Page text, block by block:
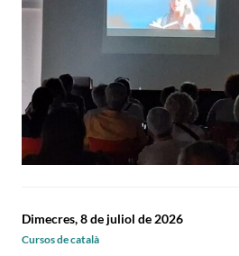
Dimecres, 8 de juliol de 2026
Cursos de català